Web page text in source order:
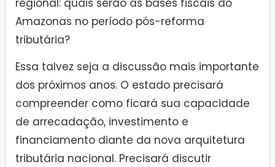
Amazonas no período pós-reforma
tributária?
Essa talvez seja a discussão mais importante
dos próximos anos. O estado precisará
compreender como ficará sua capacidade
de arrecadação, investimento e
financiamento diante da nova arquitetura
tributária nacional. Precisará discutir